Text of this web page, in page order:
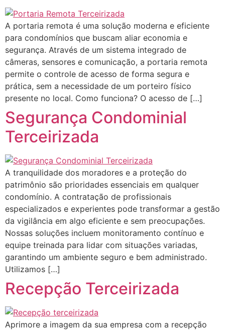
A portaria remota é uma solução moderna e eficiente
para condomínios que buscam aliar economia e
segurança. Através de um sistema integrado de
câmeras, sensores e comunicação, a portaria remota
permite o controle de acesso de forma segura e
prática, sem a necessidade de um porteiro físico
presente no local. Como funciona? O acesso de […]
Segurança Condominial
Terceirizada
A tranquilidade dos moradores e a proteção do
patrimônio são prioridades essenciais em qualquer
condomínio. A contratação de profissionais
especializados e experientes pode transformar a gestão
da vigilância em algo eficiente e sem preocupações.
Nossas soluções incluem monitoramento contínuo e
equipe treinada para lidar com situações variadas,
garantindo um ambiente seguro e bem administrado.
Utilizamos […]
Recepção Terceirizada
Aprimore a imagem da sua empresa com a recepção